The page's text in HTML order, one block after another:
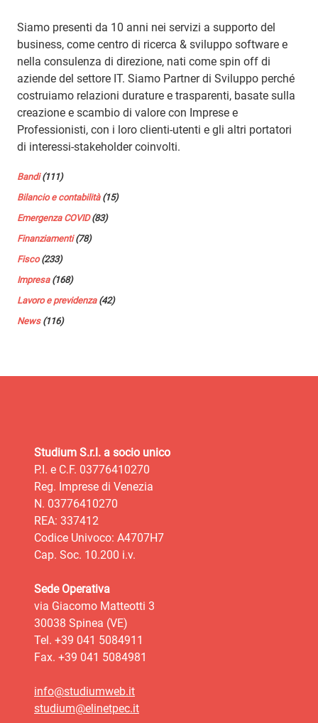
Siamo presenti da 10 anni nei servizi a supporto del
business, come centro di ricerca & sviluppo software e
nella consulenza di direzione, nati come spin off di
aziende del settore IT. Siamo Partner di Sviluppo perché
costruiamo relazioni durature e trasparenti, basate sulla
creazione e scambio di valore con Imprese e
Professionisti, con i loro clienti-utenti e gli altri portatori
di interessi-stakeholder coinvolti.
Bandi(111)
Bilancio e contabilità(15)
Emergenza COVID(83)
Finanziamenti(78)
Fisco(233)
Impresa(168)
Lavoro e previdenza(42)
News(116)
Studium S.r.l. a socio unico
P.I. e C.F. 03776410270
Reg. Imprese di Venezia
N. 03776410270
REA: 337412
Codice Univoco: A4707H7
Cap. Soc. 10.200 i.v.
Sede Operativa
via Giacomo Matteotti 3
30038 Spinea (VE)
Tel. +39 041 5084911
Fax. +39 041 5084981
info@studiumweb.it
studium@elinetpec.it